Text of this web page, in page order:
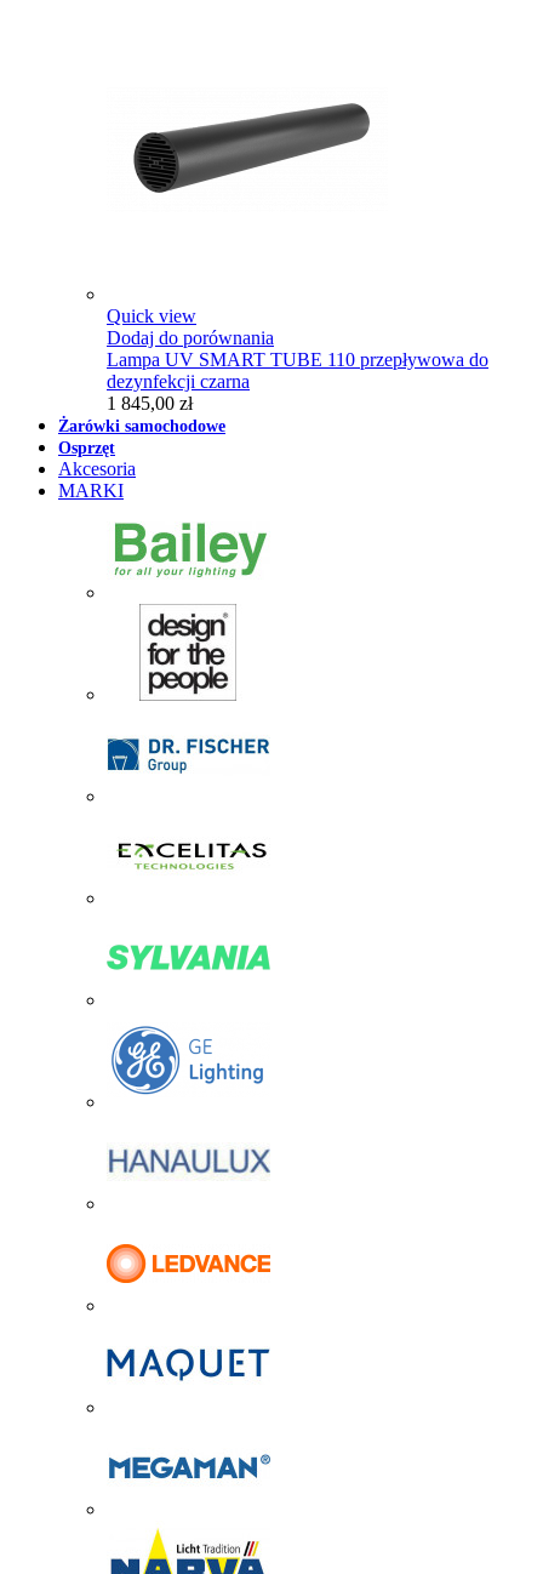
Quick view
Dodaj do porównania
Lampa UV SMART TUBE 110 przepływowa do
dezynfekcji czarna
1 845,00 zł
Żarówki samochodowe
Osprzęt
Akcesoria
MARKI